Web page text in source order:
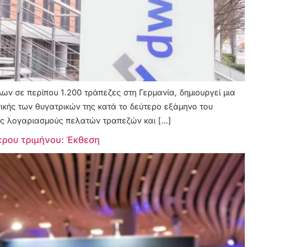
σε περίπου 1.200 τράπεζες στη Γερμανία, δημιουργεί μια
των θυγατρικών της κατά το δεύτερο εξάμηνο του
λογαριασμούς πελατών τραπεζών και […]
τριμήνου: Έκθεση